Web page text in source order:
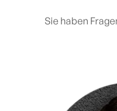
Sie haben